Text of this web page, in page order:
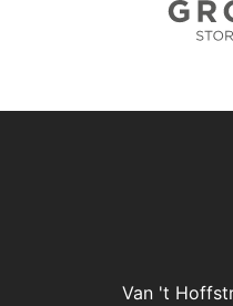
Van 't